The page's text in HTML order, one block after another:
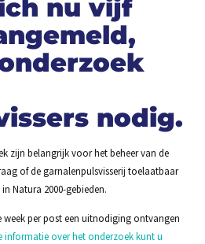
nu vijf
nodig.
zijn belangrijk voor het beheer van de
of de garnalenpulsvisserij toelaatbaar
Natura 2000-gebieden.
week per post een uitnodiging ontvangen
informatie over het onderzoek kunt u